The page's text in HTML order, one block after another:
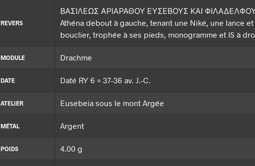
REVERS
ΒΑΣΙΛΕΩΣ ΑΡΙΑΡΑΘΟΥ ΕΥΣΕΒΟΥΣ ΚΑΙ
Athéna debout à gauche, tenant une Niké, une lance et
bouclier, trophée à ses pieds, monogramme et IS à
MODULE Drachme
DATE Daté RY 6 = 37-36 av. J.-C.
ATELIER Eusebeia sous le mont Argée
MÉTAL Argent
POIDS 4.00 g